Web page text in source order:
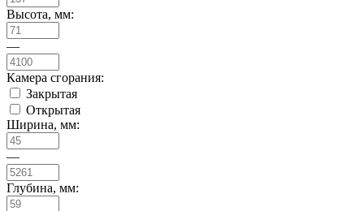
Высота, мм:
—
Камера сгорания:
Закрытая
Открытая
Ширина, мм:
—
Глубина, мм: